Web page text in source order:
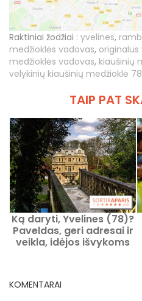
Raktiniai žodžiai : yvelines,
medžioklės vadovas, originalus
medžioklės vadovas, kiaušinių
velykinių kiaušinių medžioklė
TAIP PAT
Ką daryti, Yvelines (78)?
Paveldas, geri adresai ir
veikla, idėjos išvykoms
KOMENTARAI